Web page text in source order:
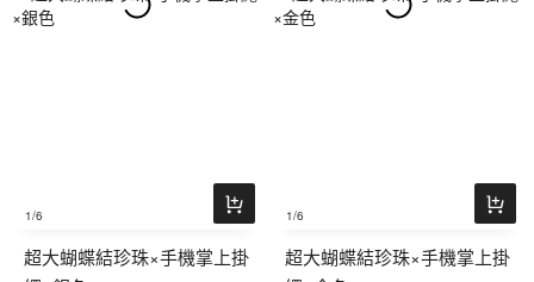
1/6
超大蝴蝶結珍珠×手機掌上掛
1/6
超大蝴蝶結珍珠×手機掌上掛